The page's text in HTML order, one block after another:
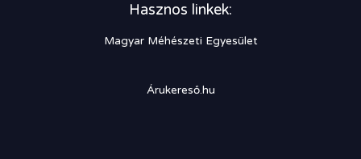
Hasznos linkek:
Magyar Méhészeti Egyesület
Árukereső.hu